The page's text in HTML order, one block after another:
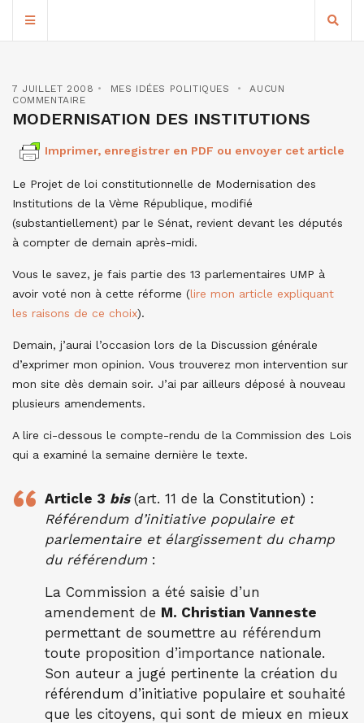
7 JUILLET 2008 MES IDÉES POLITIQUES
AUCUN
COMMENTAIRE
MODERNISATION DES INSTITUTIONS
Imprimer, enregistrer en PDF ou envoyer cet article
Le Projet de loi constitutionnelle de Modernisation des
Institutions de la Vème République, modifié
(substantiellement) par le Sénat, revient devant les députés
à compter de demain après-midi.
Vous le savez, je fais partie des 13 parlementaires UMP à
avoir voté non à cette réforme (lire mon article expliquant
les raisons de ce choix).
Demain, j’aurai l’occasion lors de la Discussion générale
d’exprimer mon opinion. Vous trouverez mon intervention sur
mon site dès demain soir. J’ai par ailleurs déposé à nouveau
plusieurs amendements.
A lire ci-dessous le compte-rendu de la Commission des Lois
qui a examiné la semaine dernière le texte.
Article 3 bis (art. 11 de la Constitution) :
Référendum d’initiative populaire et
parlementaire et élargissement du champ
du référendum :
La Commission a été saisie d’un
amendement de M. Christian Vanneste
permettant de soumettre au référendum
toute proposition d’importance nationale.
Son auteur a jugé pertinente la création du
référendum d’initiative populaire et souhaité
que les citoyens, qui sont de mieux en mieux